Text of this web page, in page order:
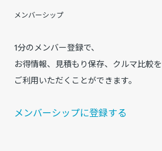
メンバーシップ
1分のメンバー登録で、
お得情報、見積もり保存、クルマ比較を
ご利用いただくことができます。
メンバーシップに登録する